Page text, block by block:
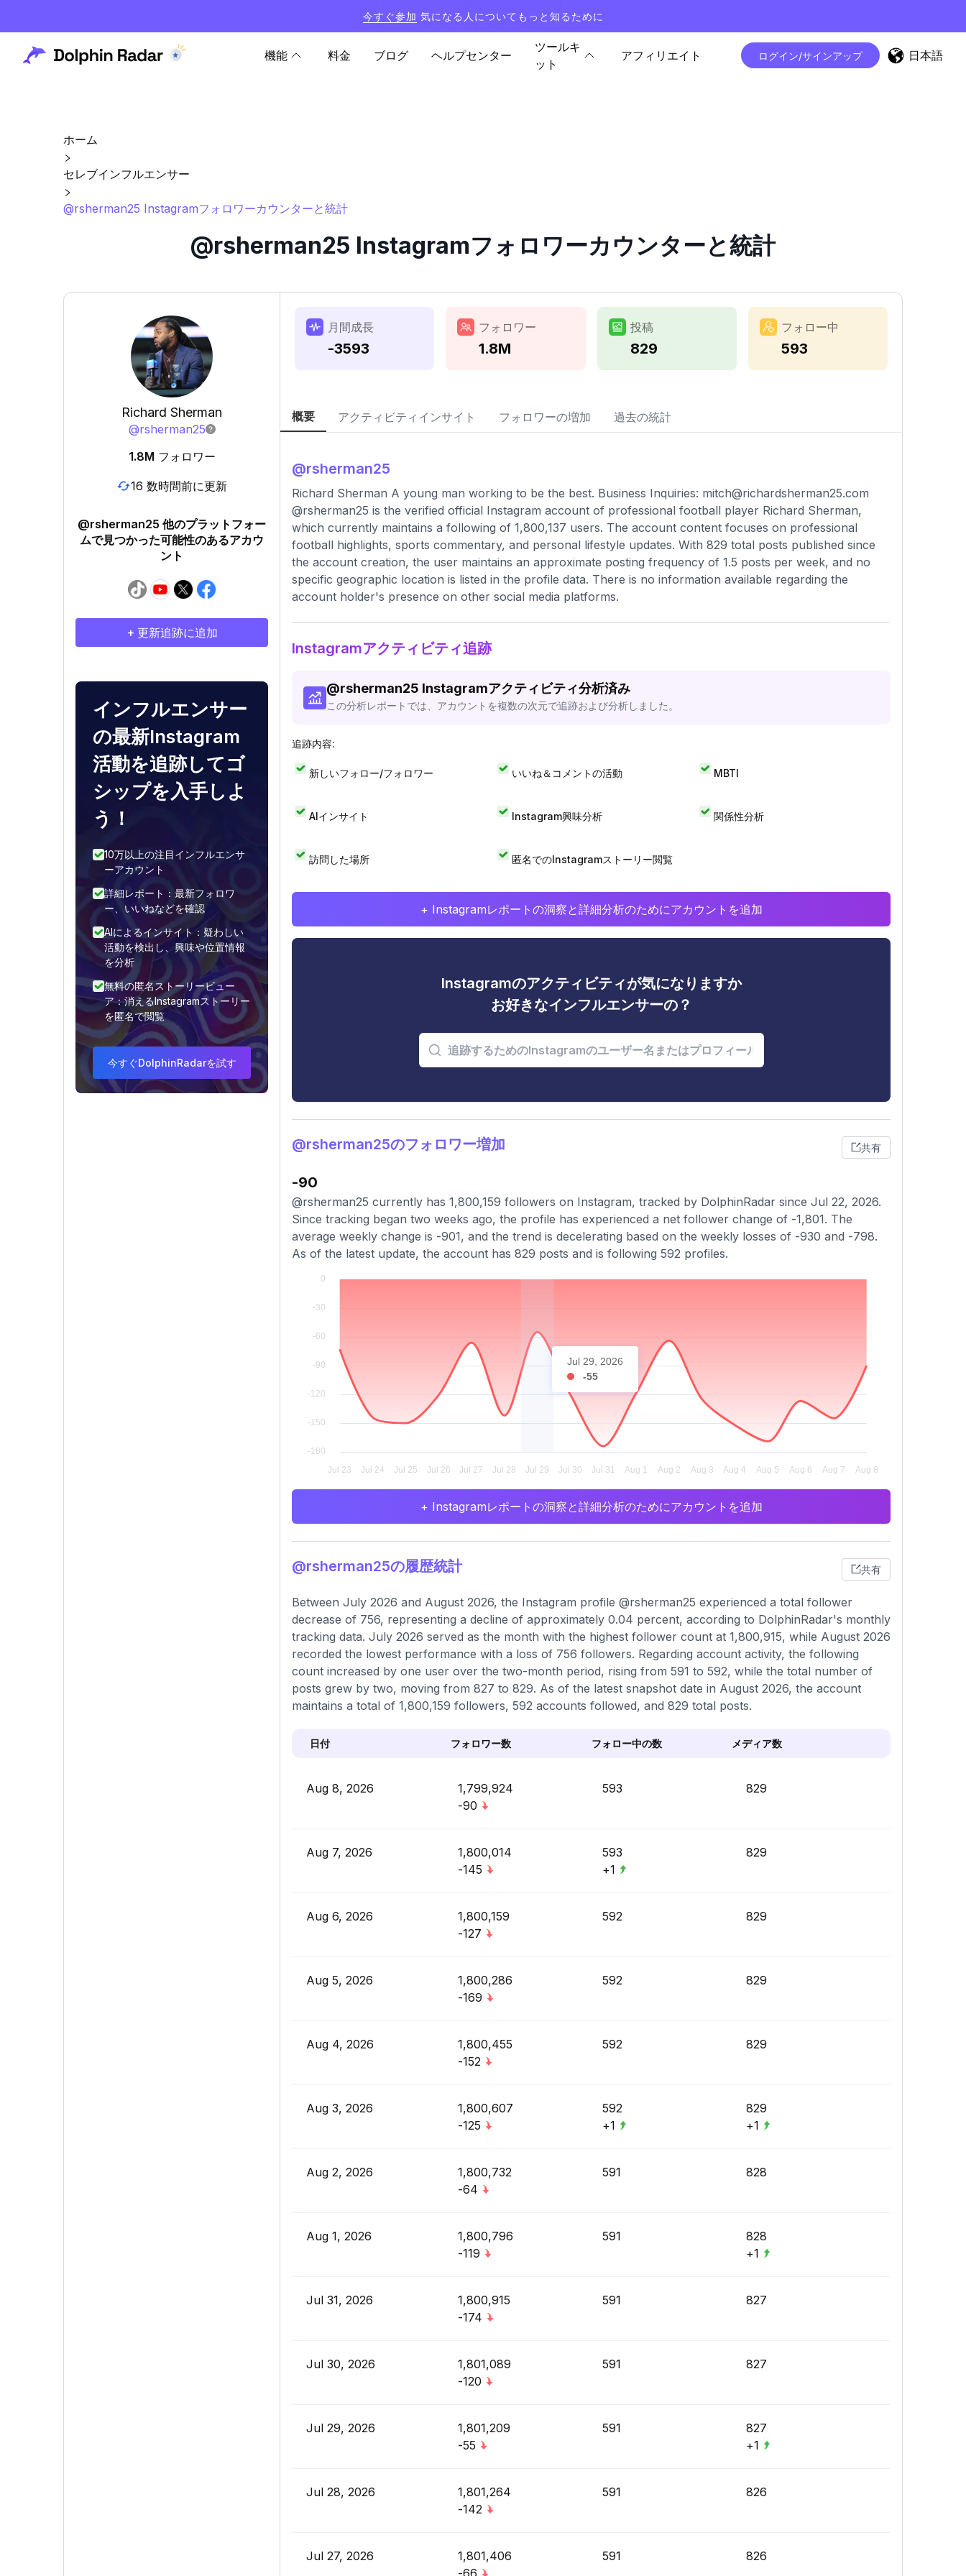
今すぐ参加 気になる人についてもっと知るために
機能 料金 ブログ ヘルプセンター
ツールキ
ット
アフィリエイト ログイン/サインアップ 日本語
ホーム
セレブインフルエンサー
@rsherman25 Instagramフォロワーカウンターと統計
@rsherman25 Instagramフォロワーカウンターと統計
Richard Sherman
@rsherman25
1.8M フォロワー
16 数時間前に更新
@rsherman25 他のプラットフォー
ムで見つかった可能性のあるアカウ
ント
+ 更新追跡に追加
インフルエンサー
の最新Instagram
活動を追跡してゴ
シップを入手しよ
う！
10万以上の注目インフルエンサ
ーアカウント
詳細レポート：最新フォロワ
ー、いいねなどを確認
AIによるインサイト：疑わしい
活動を検出し、興味や位置情報
を分析
無料の匿名ストーリービュー
ア：消えるInstagramストーリー
を匿名で閲覧
今すぐDolphinRadarを試す
月間成長
-3593
フォロワー
1.8M
投稿
829
フォロー中
593
概要 アクティビティインサイト フォロワーの増加 過去の統計
@rsherman25
Richard Sherman A young man working to be the best. Business Inquiries: mitch@richardsherman25.com
@rsherman25 is the verified official Instagram account of professional football player Richard Sherman,
which currently maintains a following of 1,800,137 users. The account content focuses on professional
football highlights, sports commentary, and personal lifestyle updates. With 829 total posts published since
the account creation, the user maintains an approximate posting frequency of 1.5 posts per week, and no
specific geographic location is listed in the profile data. There is no information available regarding the
account holder's presence on other social media platforms.
Instagramアクティビティ追跡
@rsherman25 Instagramアクティビティ分析済み
この分析レポートでは、アカウントを複数の次元で追跡および分析しました。
追跡内容:
新しいフォロー/フォロワー いいね＆コメントの活動 MBTI
AIインサイト Instagram興味分析 関係性分析
訪問した場所 匿名でのInstagramストーリー閲覧
+ Instagramレポートの洞察と詳細分析のためにアカウントを追加
Instagramのアクティビティが気になりますか
お好きなインフルエンサーの？
@rsherman25のフォロワー増加 共有
-90
@rsherman25 currently has 1,800,159 followers on Instagram, tracked by DolphinRadar since Jul 22, 2026.
Since tracking began two weeks ago, the profile has experienced a net follower change of -1,801. The
average weekly change is -901, and the trend is decelerating based on the weekly losses of -930 and -798.
As of the latest update, the account has 829 posts and is following 592 profiles.
Jul 29, 2026
-55
+ Instagramレポートの洞察と詳細分析のためにアカウントを追加
@rsherman25の履歴統計 共有
Between July 2026 and August 2026, the Instagram profile @rsherman25 experienced a total follower
decrease of 756, representing a decline of approximately 0.04 percent, according to DolphinRadar's monthly
tracking data. July 2026 served as the month with the highest follower count at 1,800,915, while August 2026
recorded the lowest performance with a loss of 756 followers. Regarding account activity, the following
count increased by one user over the two-month period, rising from 591 to 592, while the total number of
posts grew by two, moving from 827 to 829. As of the latest snapshot date in August 2026, the account
maintains a total of 1,800,159 followers, 592 accounts followed, and 829 total posts.
日付 フォロワー数 フォロー中の数 メディア数
Aug 8, 2026
1,799,924
-90
593 829
Aug 7, 2026
1,800,014
-145
593
+1
829
Aug 6, 2026
1,800,159
-127
592 829
Aug 5, 2026
1,800,286
-169
592 829
Aug 4, 2026
1,800,455
-152
592 829
Aug 3, 2026
1,800,607
-125
592
+1
829
+1
Aug 2, 2026
1,800,732
-64
591 828
Aug 1, 2026
1,800,796
-119
591
828
+1
Jul 31, 2026
1,800,915
-174
591 827
Jul 30, 2026
1,801,089
-120
591 827
Jul 29, 2026
1,801,209
-55
591
827
+1
Jul 28, 2026
1,801,264
-142
591 826
Jul 27, 2026
1,801,406
-66
591 826